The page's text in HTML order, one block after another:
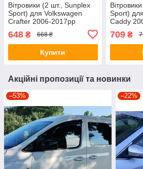
Вітровики (2 шт., Sunplex
Sport) для Volkswagen
Crafter 2006-2017рр
648 ₴ 668 ₴
Купити
Sport)
Caddy
709₴
Акційні пропозиції та новинки
–53% –22%